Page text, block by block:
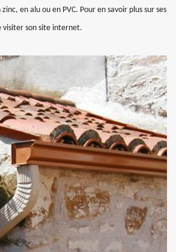
en alu ou en PVC. Pour en savoir plus sur ses
visiter son site internet.